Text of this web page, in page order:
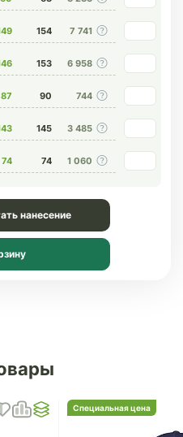
154 7 741
153 6 958
87 90 744
145 3 485
74 74 1 060
нанесение
Специальная цена